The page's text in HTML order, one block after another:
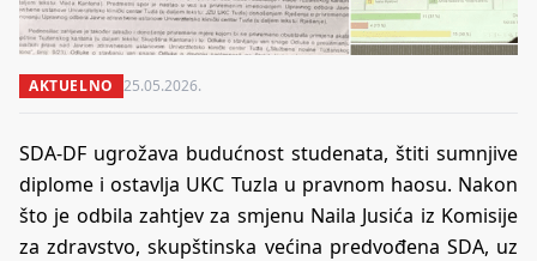
AKTUELNO 25.05.2026.
SDA-DF ugrožava budućnost studenata, štiti sumnjive
diplome i ostavlja UKC Tuzla u pravnom haosu. Nakon
što je odbila zahtjev za smjenu Naila Jusića iz Komisije
za zdravstvo, skupštinska većina predvođena SDA, uz